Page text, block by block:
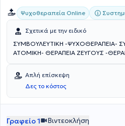
Ψυχοθεραπεία Online
Σχετικά με την ειδικό
ΣΥΜΒΟΥΛΕΥΤΙΚΗ -ΨΥΧΟΘΕΡΑΠΕΙΑ-
ΑΤΟΜΙΚΗ- ΘΕΡΑΠΕΙΑ ΖΕΥΓΟΥΣ -
Απλή επίσκεψη
Δες το κόστος
Γραφείο 1 Βιντεοκλήση